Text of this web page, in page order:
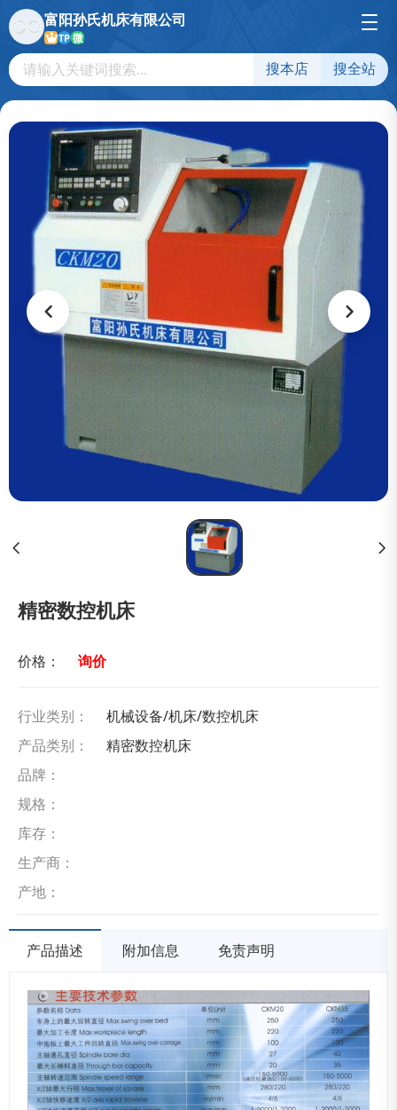
富阳孙氏机床有限公司
TP微
搜本店 搜全站
精密数控机床
价格： 询价
行业类别：
机械设备/机床/数控机床
产品类别：
精密数控机床
品牌：
规格：
库存：
生产商：
产地：
产品描述 附加信息 免责声明